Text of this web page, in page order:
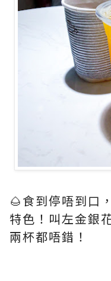
🌰食到停唔到口
特色！叫左金銀
兩杯都唔錯！